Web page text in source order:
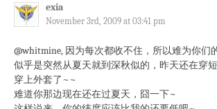
exia
November 3rd, 2009 at 03:41 pm
@whitmine, 因为每次都收不住，所以难为你们
似乎是突然从夏天就到深秋似的，昨天还在穿
穿上外套了~~
难道你那边现在还在过夏天，囧一下~